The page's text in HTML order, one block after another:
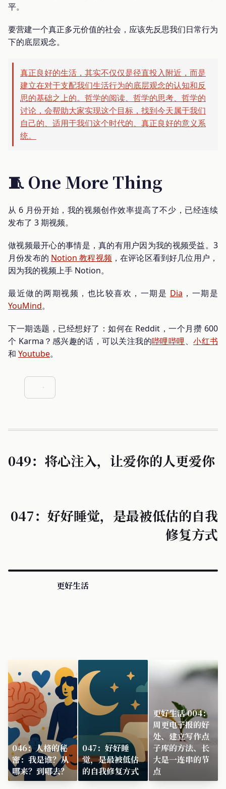
平。
要营建一个真正多元价值的社会，应该先反思我们日常行为
下的底层观念。
真正良好的生活，其实不仅仅是径直投入附近，而是
建立在对于支配我们生活行为的底层观念的认知和反
思的基础之上的。哲学的阅读、哲学的思考、哲学的
讨论，会帮助大家实现这个目标，找到今天属于我们
自己的、适用于我们这个时代的、真正良好的意义系
统。
🧵 One More Thing
从 6 月份开始，我的视频创作效率提高了不少，已经连续
发布了 3 期视频。
做视频最开心的事情是，真的有用户因为我的视频受益。3
月份发布的 Notion 教程视频 ，在评论区看到好几位用户，
因为我的视频上手 Notion。
最近做的两期视频，也比较喜欢，一期是 Dia ，一期是
YouMind。
下一期选题，已经想好了：如何在 Reddit，一个月攒 600
个 Karma？感兴趣的话，可以关注我的哔哩哔哩、小红书
和 Youtube。
049：将心注入，让爱你的人更爱你
047：好好睡觉，是最被低估的自我
修复方式
更好生活
046：人格的秘
密：我是谁？从
哪来？到哪去？
047：好好睡
觉，是最被低估
的自我修复方式
更好生活 004：
周更电子报的好
处、建立写作点
子库的方法、长
大是一连串的节
点